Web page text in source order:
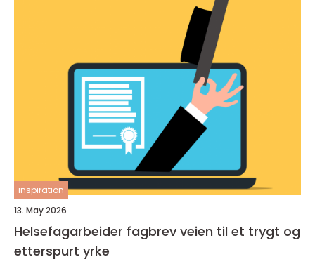
inspiration
13. May 2026
Helsefagarbeider fagbrev veien til et trygt og
etterspurt yrke